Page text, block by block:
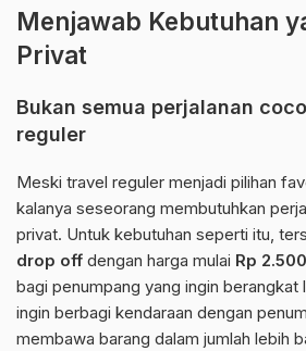
Menjawab Kebutuhan
Privat
Bukan semua perjalanan
reguler
Meski travel reguler menjadi pilihan
kalanya seseorang membutuhkan
privat. Untuk kebutuhan seperti itu,
drop off dengan harga mulai Rp
bagi penumpang yang ingin
ingin berbagi kendaraan dengan
membawa barang dalam jumlah lebih